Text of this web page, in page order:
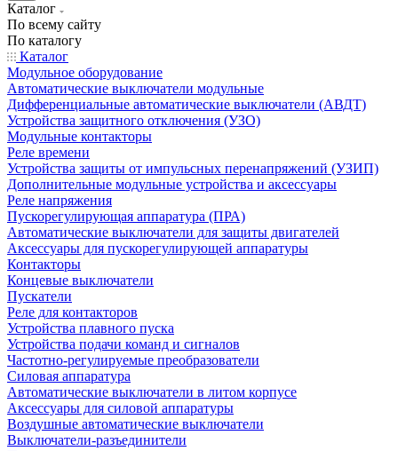
Каталог
По всему сайту
По каталогу
Каталог
Модульное оборудование
Автоматические выключатели модульные
Дифференциальные автоматические выключатели (АВДТ)
Устройства защитного отключения (УЗО)
Модульные контакторы
Реле времени
Устройства защиты от импульсных перенапряжений (УЗИП)
Дополнительные модульные устройства и аксессуары
Реле напряжения
Пускорегулирующая аппаратура (ПРА)
Автоматические выключатели для защиты двигателей
Аксессуары для пускорегулирующей аппаратуры
Контакторы
Концевые выключатели
Пускатели
Реле для контакторов
Устройства плавного пуска
Устройства подачи команд и сигналов
Частотно-регулируемые преобразователи
Силовая аппаратура
Автоматические выключатели в литом корпусе
Аксессуары для силовой аппаратуры
Воздушные автоматические выключатели
Выключатели-разъединители